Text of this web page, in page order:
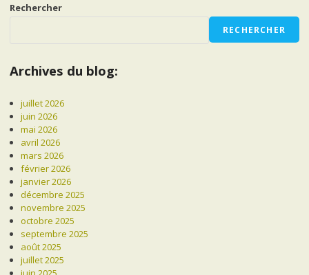
Rechercher
RECHERCHER
Archives du blog:
juillet 2026
juin 2026
mai 2026
avril 2026
mars 2026
février 2026
janvier 2026
décembre 2025
novembre 2025
octobre 2025
septembre 2025
août 2025
juillet 2025